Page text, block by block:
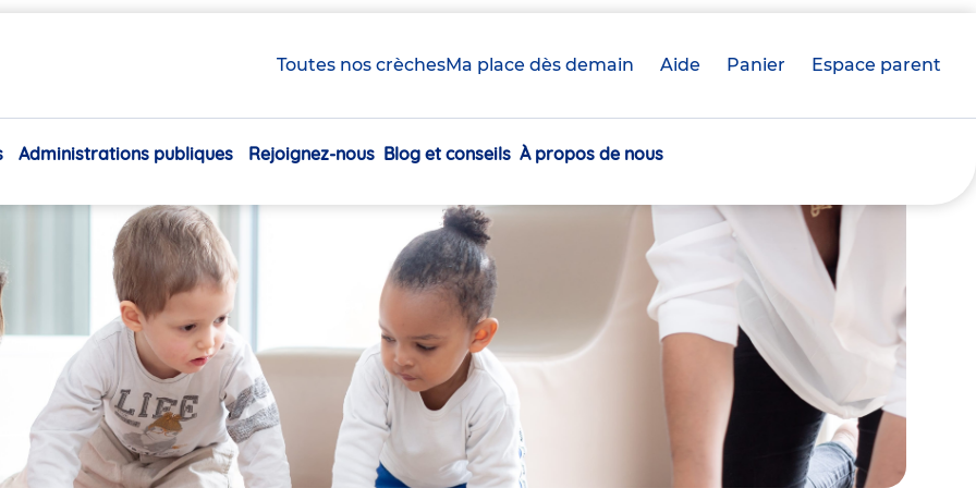
Toutes nos crèchesMa place dès demain Aide Panier crèche(s)
Espace parent
Navigation
Administrations publiques Rejoignez-nous Blog et conseils À propos de nous